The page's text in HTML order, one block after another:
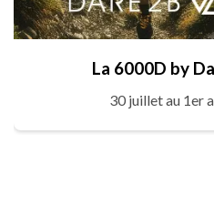
La 6000D by
30 juillet au 1er